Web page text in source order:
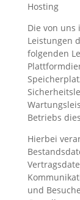
Hosting
Die von uns
Leistungen
folgenden
Betriebs
Hierbei
und